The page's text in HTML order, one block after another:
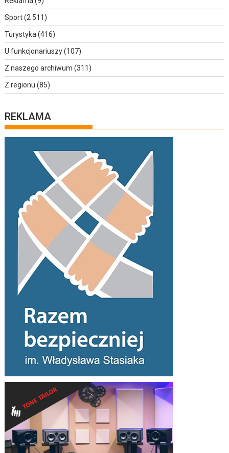
Sport(2 511)
Turystyka (416)
U funkcjonariuszy(107)
Z naszego archiwum (311)
Z regionu (85)
REKLAMA